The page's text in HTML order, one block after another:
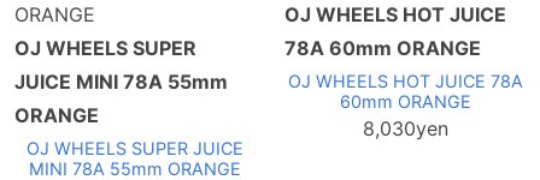
OJ WHEELS SUPER
JUICE MINI 78A 55mm
ORANGE
OJ WHEELS SUPER JUICE
MINI 78A 55mm ORANGE
OJ WHEELS HOT JUICE
78A 60mm ORANGE
OJ WHEELS HOT JUICE 78A
60mm ORANGE
8,030yen